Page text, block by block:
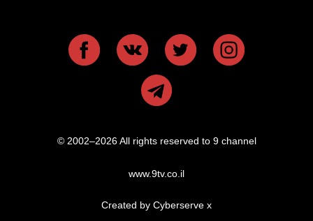
© 2002–2026 All rights reserved to 9 channel
www.9tv.co.il
Created by Cyberserve x